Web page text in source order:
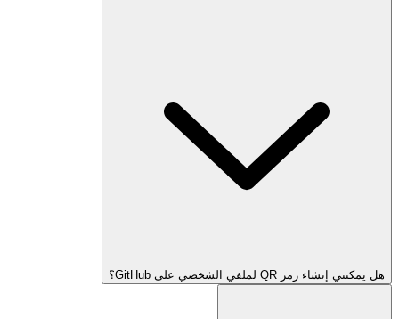
هل يمكنني إنشاء رمز QR لملفي الشخصي على GitHub؟